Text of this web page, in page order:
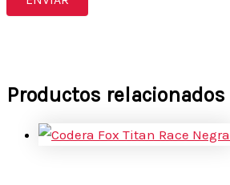
Productos relacionados